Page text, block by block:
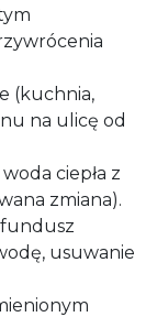
(kuchnia,
na ulicę od
ciepła z
zmiana).
usuwanie